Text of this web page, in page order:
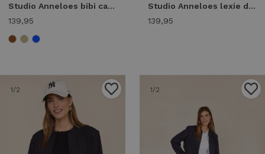
Studio Anneloes bibi cardigan 91545 Vest 6900 dark blue
139,95
Studio Anneloes lexie denim trousers 94853 Relaxed Fit 6303 mid jeans
139,95
1/2 1/2